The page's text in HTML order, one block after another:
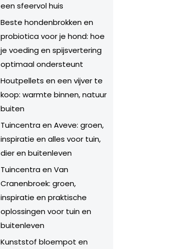
een sfeervol huis
Beste hondenbrokken en
probiotica voor je hond: hoe
je voeding en spijsvertering
optimaal ondersteunt
Houtpellets en een vijver te
koop: warmte binnen, natuur
buiten
Tuincentra en Aveve: groen,
inspiratie en alles voor tuin,
dier en buitenleven
Tuincentra en Van
Cranenbroek: groen,
inspiratie en praktische
oplossingen voor tuin en
buitenleven
Kunststof bloempot en